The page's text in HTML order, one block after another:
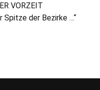
VORZEIT
Spitze der Bezirke …“